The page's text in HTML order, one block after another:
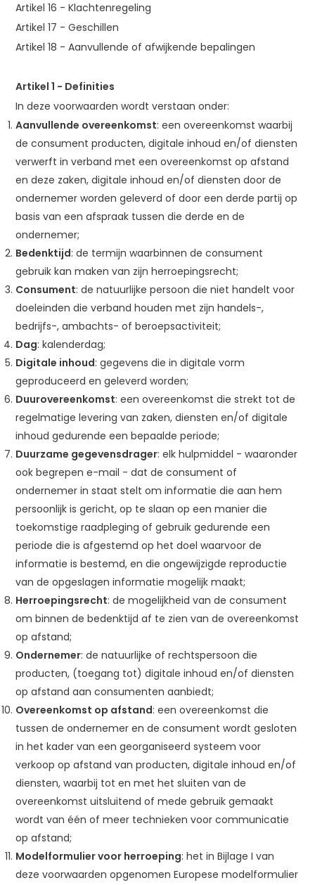
Artikel 16 - Klachtenregeling
Artikel 17 - Geschillen
Artikel 18 - Aanvullende of afwijkende bepalingen
Artikel 1 - Definities
In deze voorwaarden wordt verstaan onder:
Aanvullende overeenkomst: een overeenkomst waarbij
de consument producten, digitale inhoud en/of diensten
verwerft in verband met een overeenkomst op afstand
en deze zaken, digitale inhoud en/of diensten door de
ondernemer worden geleverd of door een derde partij op
basis van een afspraak tussen die derde en de
ondernemer;
Bedenktijd: de termijn waarbinnen de consument
gebruik kan maken van zijn herroepingsrecht;
Consument: de natuurlijke persoon die niet handelt voor
doeleinden die verband houden met zijn handels-,
bedrijfs-, ambachts- of beroepsactiviteit;
Dag: kalenderdag;
Digitale inhoud: gegevens die in digitale vorm
geproduceerd en geleverd worden;
Duurovereenkomst: een overeenkomst die strekt tot de
regelmatige levering van zaken, diensten en/of digitale
inhoud gedurende een bepaalde periode;
Duurzame gegevensdrager: elk hulpmiddel - waaronder
ook begrepen e-mail - dat de consument of
ondernemer in staat stelt om informatie die aan hem
persoonlijk is gericht, op te slaan op een manier die
toekomstige raadpleging of gebruik gedurende een
periode die is afgestemd op het doel waarvoor de
informatie is bestemd, en die ongewijzigde reproductie
van de opgeslagen informatie mogelijk maakt;
Herroepingsrecht: de mogelijkheid van de consument
om binnen de bedenktijd af te zien van de overeenkomst
op afstand;
Ondernemer: de natuurlijke of rechtspersoon die
producten, (toegang tot) digitale inhoud en/of diensten
op afstand aan consumenten aanbiedt;
Overeenkomst op afstand: een overeenkomst die
tussen de ondernemer en de consument wordt gesloten
in het kader van een georganiseerd systeem voor
verkoop op afstand van producten, digitale inhoud en/of
diensten, waarbij tot en met het sluiten van de
overeenkomst uitsluitend of mede gebruik gemaakt
wordt van één of meer technieken voor communicatie
op afstand;
Modelformulier voor herroeping: het in Bijlage I van
deze voorwaarden opgenomen Europese modelformulier